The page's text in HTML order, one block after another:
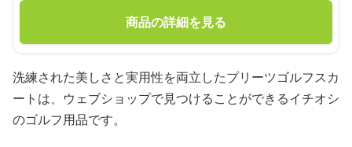
商品の詳細を見る
洗練された美しさと実用性を両立したプリーツゴルフスカ
ートは、ウェブショップで見つけることができるイチオシ
のゴルフ用品です。